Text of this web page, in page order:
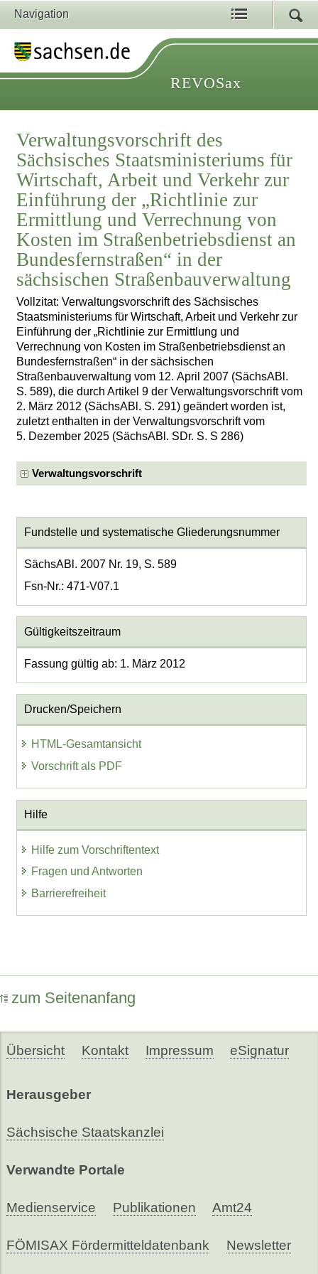
Navigation
REVOSax
Verwaltungsvorschrift des
Sächsisches Staatsministeriums für
Wirtschaft, Arbeit und Verkehr zur
Einführung der „Richtlinie zur
Ermittlung und Verrechnung von
Kosten im Straßenbetriebsdienst an
Bundesfernstraßen“ in der
sächsischen Straßenbauverwaltung
Vollzitat: Verwaltungsvorschrift des Sächsisches
Staatsministeriums für Wirtschaft, Arbeit und Verkehr zur
Einführung der „Richtlinie zur Ermittlung und
Verrechnung von Kosten im Straßenbetriebsdienst an
Bundesfernstraßen“ in der sächsischen
Straßenbauverwaltung vom 12. April 2007 (SächsABl.
S. 589), die durch Artikel 9 der Verwaltungsvorschrift vom
2. März 2012 (SächsABl. S. 291) geändert worden ist,
zuletzt enthalten in der Verwaltungsvorschrift vom
5. Dezember 2025 (SächsABl. SDr. S. S 286)
Verwaltungsvorschrift
Fundstelle und systematische Gliederungsnummer
SächsABl. 2007 Nr. 19, S. 589
Fsn-Nr.: 471-V07.1
Gültigkeitszeitraum
Fassung gültig ab: 1. März 2012
Drucken/Speichern
HTML-Gesamtansicht
Vorschrift als PDF
Hilfe
Hilfe zum Vorschriftentext
Fragen und Antworten
Barrierefreiheit
zum Seitenanfang
Übersicht Kontakt Impressum eSignatur
Herausgeber
Sächsische Staatskanzlei
Verwandte Portale
Medienservice Publikationen Amt24
FÖMISAX Fördermitteldatenbank Newsletter